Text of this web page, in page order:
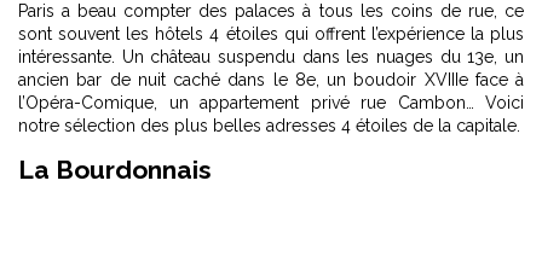
Paris a beau compter des palaces à tous les coins de rue, ce
sont souvent les hôtels 4 étoiles qui offrent l’expérience la plus
intéressante. Un château suspendu dans les nuages du 13e, un
ancien bar de nuit caché dans le 8e, un boudoir XVIIIe face à
l’Opéra-Comique, un appartement privé rue Cambon… Voici
notre sélection des plus belles adresses 4 étoiles de la capitale.
La Bourdonnais